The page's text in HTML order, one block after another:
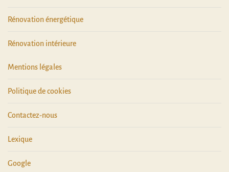
Rénovation énergétique
Rénovation intérieure
Mentions légales
Politique de cookies
Contactez-nous
Lexique
Google